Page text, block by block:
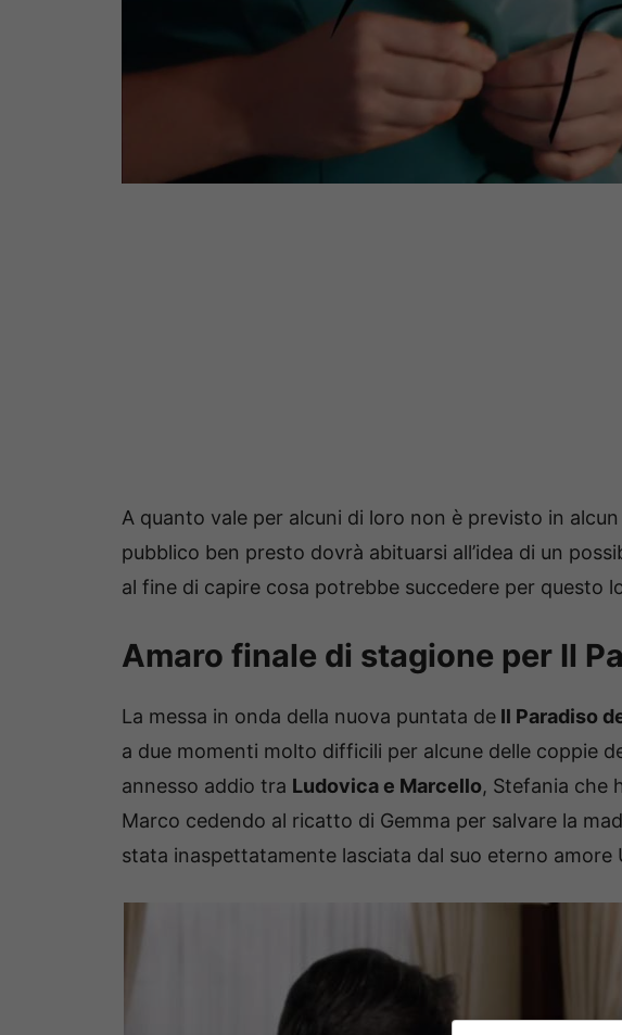
A quanto vale per alcuni di loro non è previsto in
pubblico ben presto dovrà abituarsi all’idea di un
al fine di capire cosa potrebbe succedere per questo
Amaro finale di stagione per Il
La messa in onda della nuova puntata de Il Paradiso
a due momenti molto difficili per alcune delle coppie
annesso addio tra Ludovica e Marcello, Stefania che
Marco cedendo al ricatto di Gemma per salvare la
stata inaspettatamente lasciata dal suo eterno amore